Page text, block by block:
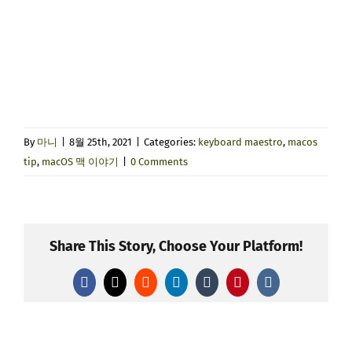
By 마니 8월 25th, 2021 Categories: keyboard maestro, macos
tip, macOS 맥 이야기 0 Comments
Share This Story, Choose Your Platform!
Facebook
X RedditLinkedInTumblrPinterest
Vk